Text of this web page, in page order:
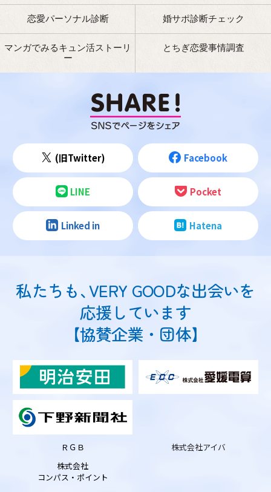
恋愛パーソナル診断 婚サポ診断チェック
マンガでみるキュン活ストーリ
ー
とちぎ恋愛事情調査
(旧Twitter) Facebook
LINE Pocket
Linked in Hatena
私たちも、VERY GOODな出会いを
応援しています
【協賛企業・団体】
ＲＧＢ
株式会社アイバ
株式会社
コンパス・ポイント